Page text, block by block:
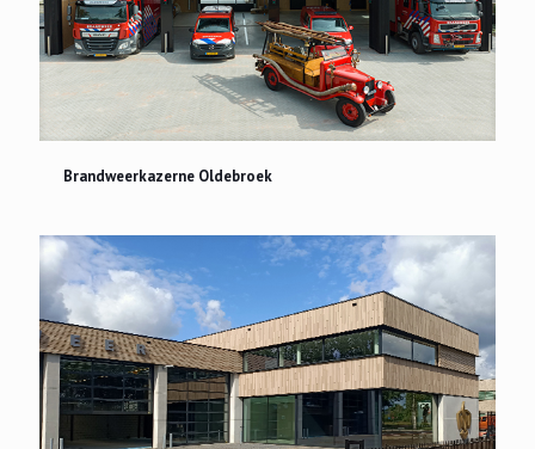
Brandweerkazerne Oldebroek
Brandweerkazerne Oldebroek